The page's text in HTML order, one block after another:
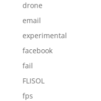
drone
email
experimental
facebook
fail
FLISOL
fps